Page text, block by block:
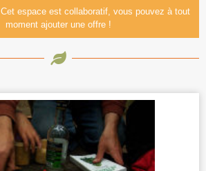
Cet espace est collaboratif, vous pouvez à tout
moment ajouter une offre !